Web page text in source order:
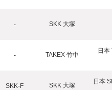
- SKK 大塚
- TAKEX 竹中
日
SKK-F SKK 大塚
日本